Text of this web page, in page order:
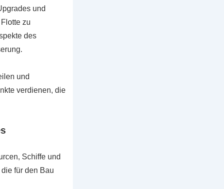
und
zu
des
und
verdienen, die
Schiffe und
für den Bau